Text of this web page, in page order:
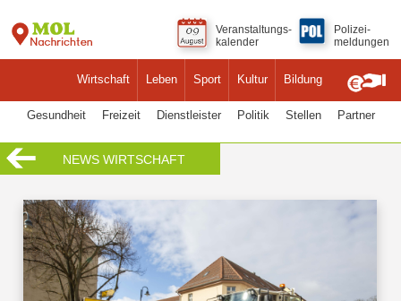
Wirtschaft Leben Sport Kultur Bildung
Veranstaltungs-
kalender
Polizei-
meldungen
Gesundheit Freizeit Dienstleister Politik Stellen Partner
NEWS WIRTSCHAFT